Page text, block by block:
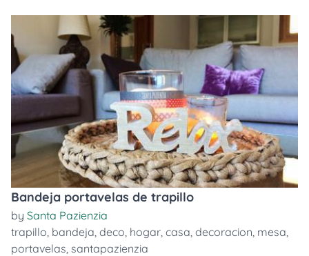
Bandeja portavelas de trapillo
by Santa Pazienzia
trapillo, bandeja, deco, hogar, casa, decoracion, mesa,
portavelas, santapazienzia